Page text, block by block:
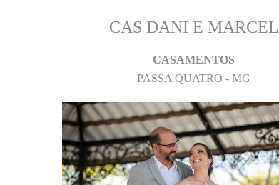
CAS DANI E MARCEL
CASAMENTOS
PASSA QUATRO - MG